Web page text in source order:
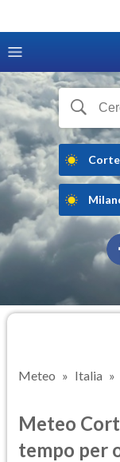
Meteo Italia
Meteo
tempo per